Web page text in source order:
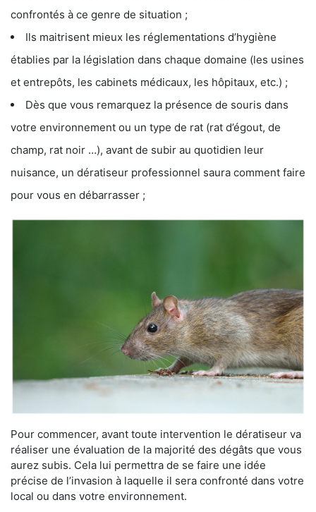
confrontés à ce genre de situation ;
Ils maitrisent mieux les réglementations d’hygiène
établies par la législation dans chaque domaine (les usines
et entrepôts, les cabinets médicaux, les hôpitaux, etc.) ;
Dès que vous remarquez la présence de souris dans
votre environnement ou un type de rat (rat d’égout, de
champ, rat noir …), avant de subir au quotidien leur
nuisance, un dératiseur professionnel saura comment faire
pour vous en débarrasser ;
Pour commencer, avant toute intervention le dératiseur va
réaliser une évaluation de la majorité des dégâts que vous
aurez subis. Cela lui permettra de se faire une idée
précise de l’invasion à laquelle il sera confronté dans votre
local ou dans votre environnement.